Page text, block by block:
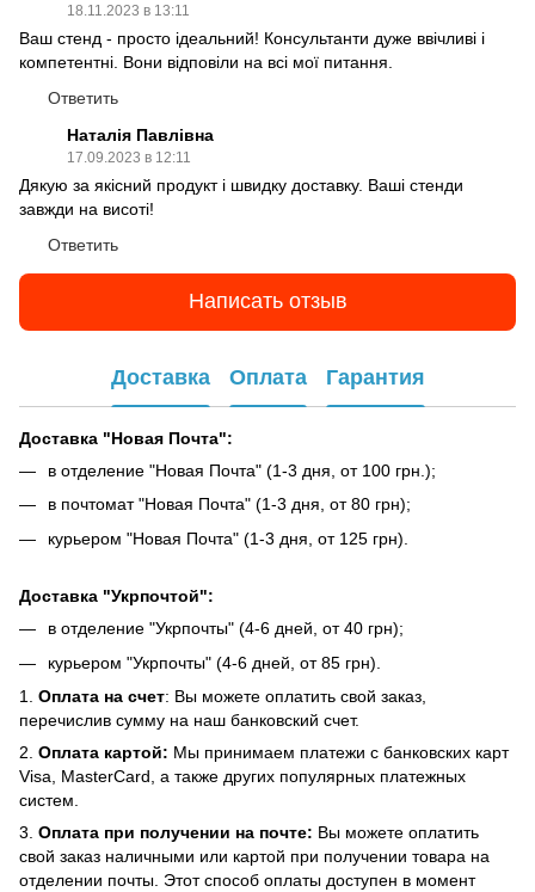
18.11.2023 в 13:11
Ваш стенд - просто ідеальний! Консультанти дуже ввічливі і
компетентні. Вони відповіли на всі мої питання.
Ответить
Наталія Павлівна
17.09.2023 в 12:11
Дякую за якісний продукт і швидку доставку. Ваші стенди
завжди на висоті!
Ответить
Написать отзыв
Доставка Оплата Гарантия
Доставка "Новая Почта":
в отделение "Новая Почта" (1-3 дня, от 100 грн.);
в почтомат "Новая Почта" (1-3 дня, от 80 грн);
курьером "Новая Почта" (1-3 дня, от 125 грн).
Доставка "Укрпочтой":
в отделение "Укрпочты" (4-6 дней, от 40 грн);
курьером "Укрпочты" (4-6 дней, от 85 грн).
1. Оплата на счет: Вы можете оплатить свой заказ,
перечислив сумму на наш банковский счет.
2. Оплата картой: Мы принимаем платежи с банковских карт
Visa, MasterCard, а также других популярных платежных
систем.
3. Оплата при получении на почте: Вы можете оплатить
свой заказ наличными или картой при получении товара на
отделении почты. Этот способ оплаты доступен в момент